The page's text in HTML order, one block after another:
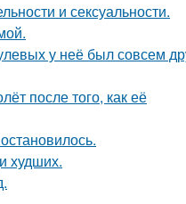
и сексуальности.
у неё был совсем
после того, как её
худших.